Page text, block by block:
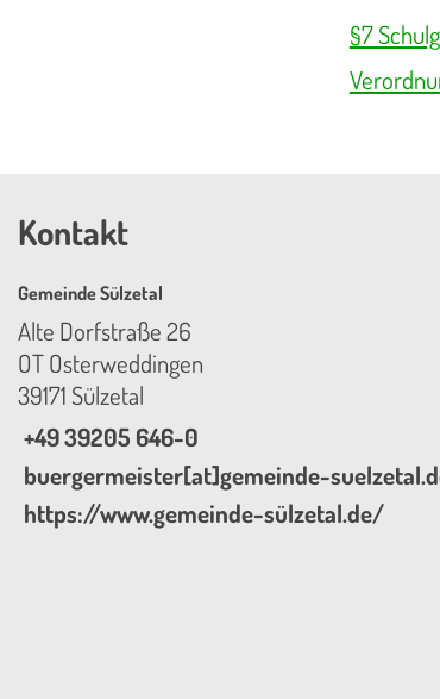
§7
Kontakt
Gemeinde Sülzetal
Alte Dorfstraße 26
OT Osterweddingen
39171 Sülzetal
+49 39205 646-0
buergermeister[at]gemeinde-
https://www.gemeinde-sülzetal.de/